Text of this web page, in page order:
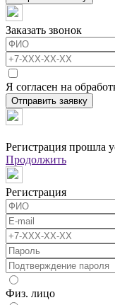
Заказать звонок
Я согласен на
Отправить заявку
Регистрация прошла
Продолжить
Регистрация
Физ. лицо